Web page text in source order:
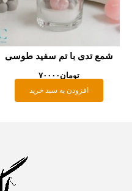
شمع تدی با تم سفید طوسی
تومان۷۰۰۰۰
افزودن به سبد خرید